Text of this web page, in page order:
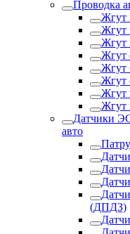
Проводка
Жгут
Жгут
Жгут
Жгут
Жгут
Жгут
Жгут
Жгут
Датчики
авто
(ДПДЗ)